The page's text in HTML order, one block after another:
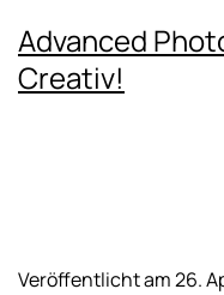
Advanced
Creativ!
Veröffentlicht am26.